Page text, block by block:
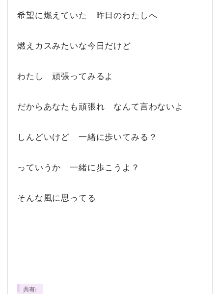
希望に燃えていた 昨日のわたしへ
燃えカスみたいな今日だけど
わたし 頑張ってみるよ
だからあなたも頑張れ なんて言わないよ
しんどいけど 一緒に歩いてみる？
っていうか 一緒に歩こうよ？
そんな風に思ってる
共有: